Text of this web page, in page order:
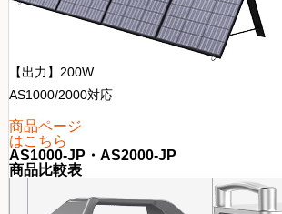
【出力】200W
AS1000/2000対応
商品ページ
はこちら
AS1000-JP・AS2000-JP
商品比較表